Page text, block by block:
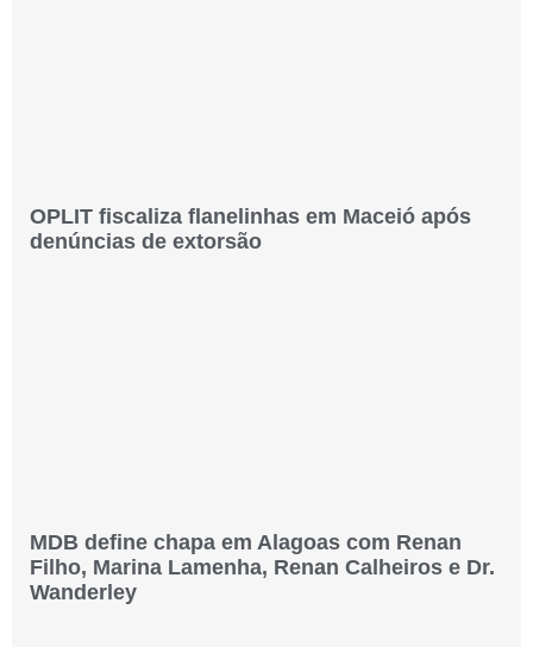
OPLIT fiscaliza flanelinhas em Maceió após
denúncias de extorsão
MDB define chapa em Alagoas com Renan
Filho, Marina Lamenha, Renan Calheiros e Dr.
Wanderley